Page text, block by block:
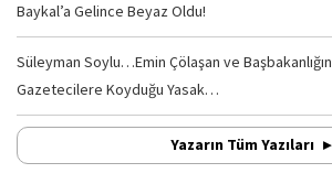
Baykal’a Gelince Beyaz Oldu!
Süleyman Soylu…Emin Çölaşan ve Başbakanlığın
Gazetecilere Koyduğu Yasak…
Yazarın Tüm Yazıları